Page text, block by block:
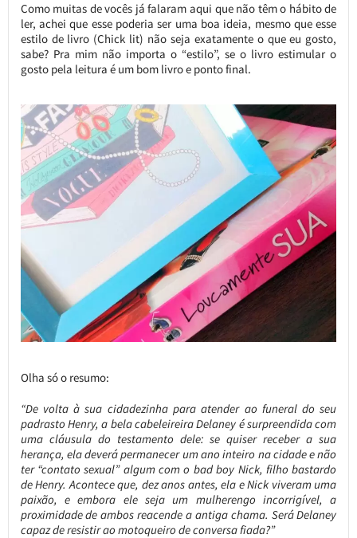
Como muitas de vocês já falaram aqui que não têm o hábito de
ler, achei que esse poderia ser uma boa ideia, mesmo que esse
estilo de livro (Chick lit) não seja exatamente o que eu gosto,
sabe? Pra mim não importa o “estilo”, se o livro estimular o
gosto pela leitura é um bom livro e ponto final.
Olha só o resumo:
“De volta à sua cidadezinha para atender ao funeral do seu
padrasto Henry, a bela cabeleireira Delaney é surpreendida com
uma cláusula do testamento dele: se quiser receber a sua
herança, ela deverá permanecer um ano inteiro na cidade e não
ter “contato sexual” algum com o bad boy Nick, filho bastardo
de Henry. Acontece que, dez anos antes, ela e Nick viveram uma
paixão, e embora ele seja um mulherengo incorrigível, a
proximidade de ambos reacende a antiga chama. Será Delaney
capaz de resistir ao motoqueiro de conversa fiada?”